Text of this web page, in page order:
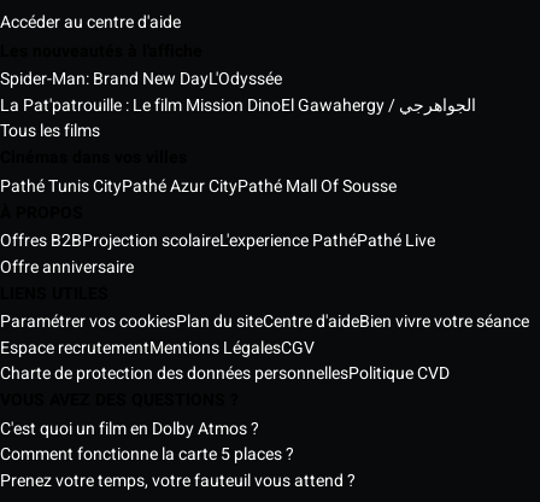
Accéder au centre d'aide
Spider-Man: Brand New DayL'Odyssée
La Pat'patrouille : Le film Mission Dino
El Gawahergy / الجواهرجي
Tous les films
Pathé Tunis CityPathé Azur CityPathé Mall Of Sousse
Offres B2BProjection scolaireL'experience PathéPathé Live
Offre anniversaire
Paramétrer vos cookiesPlan du siteCentre d'aideBien vivre votre séance
Espace recrutementMentions LégalesCGV
Charte de protection des données personnellesPolitique CVD
C'est quoi un film en Dolby Atmos ?
Comment fonctionne la carte 5 places ?
Prenez votre temps, votre fauteuil vous attend ?